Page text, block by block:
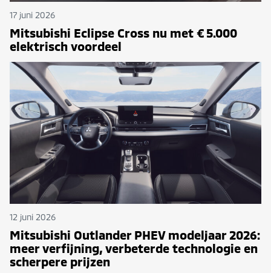
17 juni 2026
Mitsubishi Eclipse Cross nu met € 5.000
elektrisch voordeel
12 juni 2026
Mitsubishi Outlander PHEV modeljaar 2026:
meer verfijning, verbeterde technologie en
scherpere prijzen